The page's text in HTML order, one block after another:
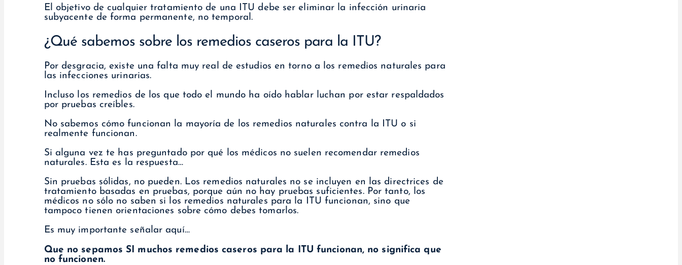
El objetivo de cualquier tratamiento de una ITU debe ser eliminar la infección urinaria
subyacente de forma permanente, no temporal.
¿Qué sabemos sobre los remedios caseros para la ITU?
Por desgracia, existe una falta muy real de estudios en torno a los remedios naturales para
las infecciones urinarias.
Incluso los remedios de los que todo el mundo ha oído hablar luchan por estar respaldados
por pruebas creíbles.
No sabemos cómo funcionan la mayoría de los remedios naturales contra la ITU o si
realmente funcionan.
Si alguna vez te has preguntado por qué los médicos no suelen recomendar remedios
naturales. Esta es la respuesta…
Sin pruebas sólidas, no pueden. Los remedios naturales no se incluyen en las directrices de
tratamiento basadas en pruebas, porque aún no hay pruebas suficientes. Por tanto, los
médicos no sólo no saben si los remedios naturales para la ITU funcionan, sino que
tampoco tienen orientaciones sobre cómo debes tomarlos.
Es muy importante señalar aquí…
Que no sepamos SI muchos remedios caseros para la ITU funcionan, no significa que
no funcionen.